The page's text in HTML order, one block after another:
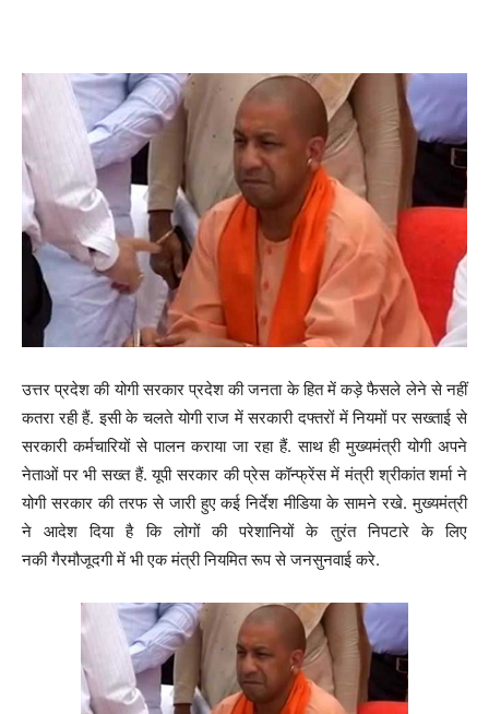
उत्तर प्रदेश की योगी सरकार प्रदेश की जनता के हित में कड़े फैसले लेने से नहीं
कतरा रही हैं. इसी के चलते योगी राज में सरकारी दफ्तरों में नियमों पर सख्ताई से
सरकारी कर्मचारियों से पालन कराया जा रहा हैं. साथ ही मुख्यमंत्री योगी अपने
नेताओं पर भी सख्त हैं. यूपी सरकार की प्रेस कॉन्फ्रेंस में मंत्री श्रीकांत शर्मा ने
योगी सरकार की तरफ से जारी हुए कई न‌िर्देश मीड‌िया के सामने रखे. मुख्यमंत्री
ने आदेश दिया है कि लोगों की परेशानियों के तुरंत निपटारे के लिए
नकी गैरमौजूदगी में भी एक मंत्री नियमित रूप से जनसुनवाई करे.